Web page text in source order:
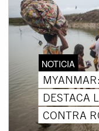
NOTICIA
DESTACA
CONTRA